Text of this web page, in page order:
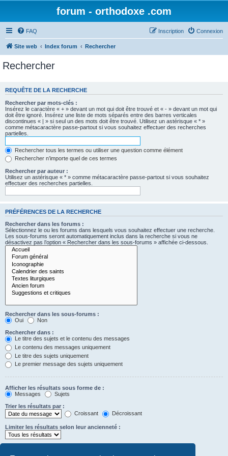
forum - orthodoxe .com
FAQ Connexion
Inscription
Site web Index forum Rechercher
Rechercher
REQUÊTE DE LA RECHERCHE
Rechercher par mots-clés :
Insérez le caractère « + » devant un mot qui doit être trouvé et « - » devant un mot qui
doit être ignoré. Insérez une liste de mots séparés entre des barres verticales
discontinues « | » si seul un des mots doit être trouvé. Utilisez un astérisque « * »
comme métacaractère passe-partout si vous souhaitez effectuer des recherches
partielles.
Rechercher tous les termes ou utiliser une question comme élément
Rechercher n’importe quel de ces termes
Rechercher par auteur :
Utilisez un astérisque « * » comme métacaractère passe-partout si vous souhaitez
effectuer des recherches partielles.
PRÉFÉRENCES DE LA RECHERCHE
Rechercher dans les forums :
Sélectionnez le ou les forums dans lesquels vous souhaitez effectuer une recherche.
Les sous-forums seront automatiquement inclus dans la recherche si vous ne
désactivez pas l’option « Rechercher dans les sous-forums » affichée ci-dessous.
Rechercher dans les sous-forums :
Oui
Non
Rechercher dans :
Le titre des sujets et le contenu des messages
Le contenu des messages uniquement
Le titre des sujets uniquement
Le premier message des sujets uniquement
Afficher les résultats sous forme de :
Messages
Sujets
Trier les résultats par :
Croissant
Décroissant
Limiter les résultats selon leur ancienneté :